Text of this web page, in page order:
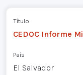
Título
CEDOC Informe
País
El Salvador